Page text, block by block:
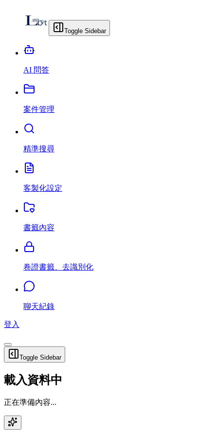
Toggle Sidebar
AI 問答
案件管理
精準搜尋
客製化設定
書籤內容
卷證書籤、去識別化
聊天紀錄
登入
Toggle Sidebar
載入資料中
正在準備內容...